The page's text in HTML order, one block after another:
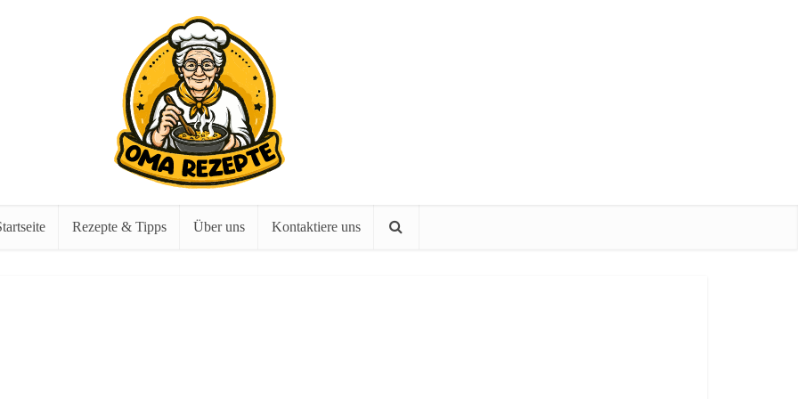
Rezepte & Tipps Über uns Kontaktiere uns